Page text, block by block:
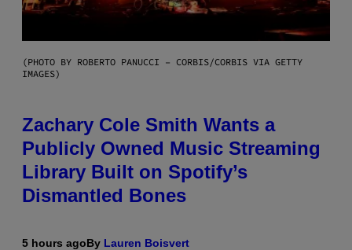
(PHOTO BY ROBERTO PANUCCI – CORBIS/CORBIS VIA GETTY
IMAGES)
Zachary Cole Smith Wants a
Publicly Owned Music Streaming
Library Built on Spotify’s
Dismantled Bones
5 hours agoBy Lauren Boisvert